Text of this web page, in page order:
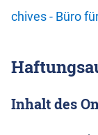
chives - Büro
Inhalt des